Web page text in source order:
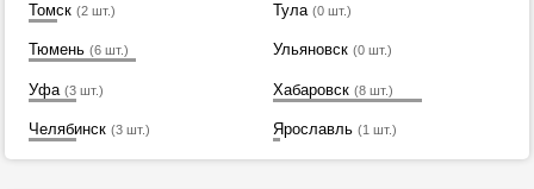
Томск (2 шт.) Тула (0 шт.)
Тюмень (6 шт.) Ульяновск (0 шт.)
Уфа (3 шт.) Хабаровск (8 шт.)
Челябинск (3 шт.) Ярославль (1 шт.)